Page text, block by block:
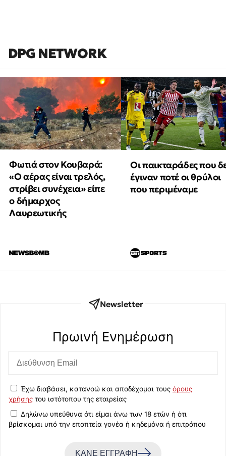
DPG NETWORK
Φωτιά στον Κουβαρά:
«Ο αέρας είναι τρελός,
στρίβει συνέχεια» είπε
ο δήμαρχος
Λαυρεωτικής
Οι παικταράδες που
έγιναν ποτέ οι θρύλοι
που περιμέναμε
Newsletter
Πρωινή Eνημέρωση
Έχω διαβάσει, κατανοώ και αποδέχομαι τους όρους
χρήσης του ιστότοπου της εταιρείας
Δηλώνω υπεύθυνα ότι είμαι άνω των 18 ετών ή ότι
βρίσκομαι υπό την εποπτεία γονέα ή κηδεμόνα ή επιτρόπου
ΚΑΝΕ ΕΓΓΡΑΦΗ